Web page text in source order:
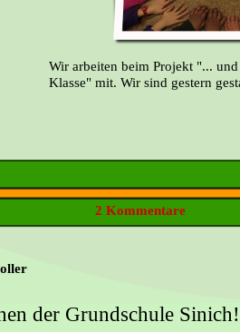
Wir arbeiten beim Projekt "...
Klasse" mit. Wir sind gestern
2 Kommentare
der Grundschule Sinich!